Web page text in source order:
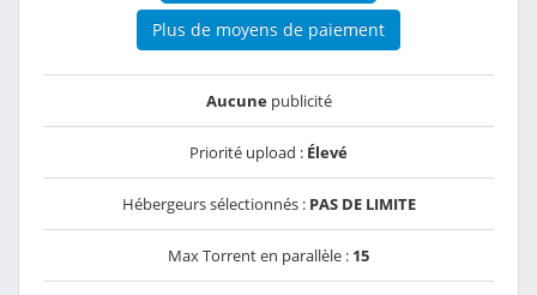
Plus de moyens de paiement
Aucunepublicité
Priorité upload : Élevé
Hébergeurs sélectionnés : PAS DE LIMITE
Max Torrent en parallèle : 15